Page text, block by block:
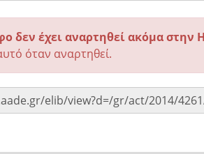
δεν έχει αναρτηθεί ακόμα στην
όταν αναρτηθεί.